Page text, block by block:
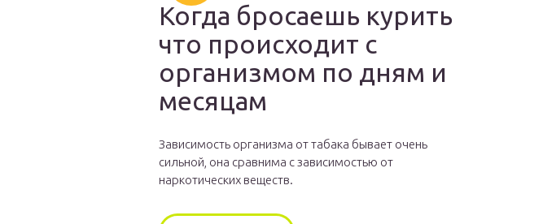
Когда бросаешь курить
что происходит с
организмом по дням и
месяцам
Зависимость организма от табака бывает очень
сильной, она сравнима с зависимостью от
наркотических веществ.